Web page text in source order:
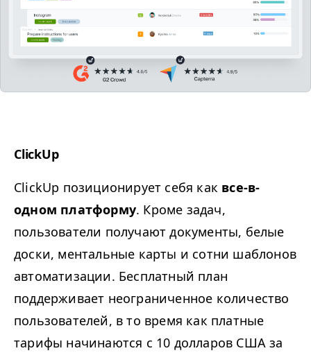
ClickUp
ClickUp позиционирует себя как все-в-
одном платформу. Кроме задач,
пользователи получают документы, белые
доски, ментальные карты и сотни шаблонов
автоматизации. Бесплатный план
поддерживает неограниченное количество
пользователей, в то время как платные
тарифы начинаются с 10 долларов США за